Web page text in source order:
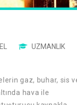
UZMANLIK
gaz, buhar, sis
hava ile